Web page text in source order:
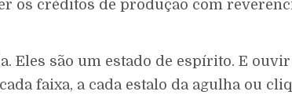
os créditos de produção com
Eles são um estado de espírito. E
faixa, a cada estalo da agulha ou